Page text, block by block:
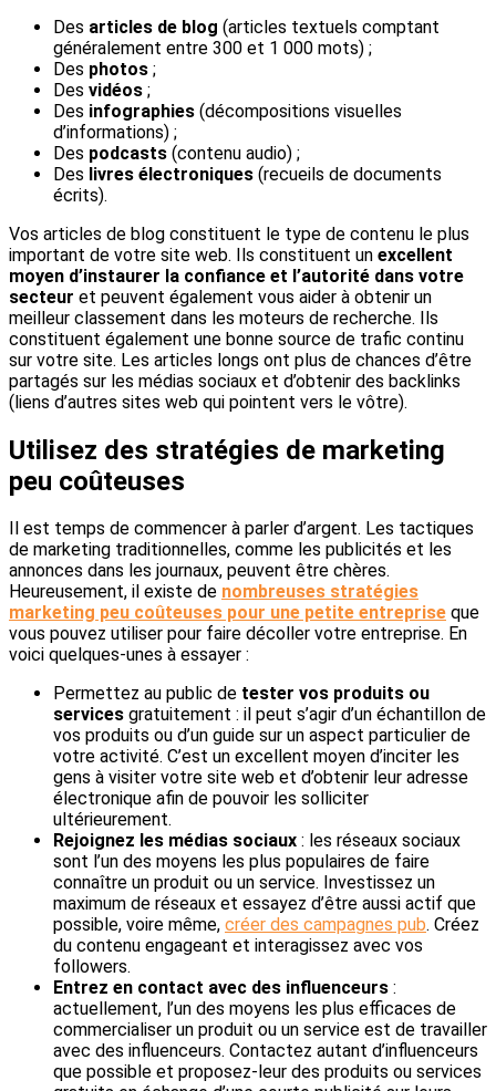
Des articles de blog (articles textuels comptant
généralement entre 300 et 1 000 mots) ;
Des photos ;
Des vidéos ;
Des infographies (décompositions visuelles
d’informations) ;
Des podcasts (contenu audio) ;
Des livres électroniques (recueils de documents
écrits).
Vos articles de blog constituent le type de contenu le plus
important de votre site web. Ils constituent un excellent
moyen d’instaurer la confiance et l’autorité dans votre
secteur et peuvent également vous aider à obtenir un
meilleur classement dans les moteurs de recherche. Ils
constituent également une bonne source de trafic continu
sur votre site. Les articles longs ont plus de chances d’être
partagés sur les médias sociaux et d’obtenir des backlinks
(liens d’autres sites web qui pointent vers le vôtre).
Utilisez des stratégies de marketing
peu coûteuses
Il est temps de commencer à parler d’argent. Les tactiques
de marketing traditionnelles, comme les publicités et les
annonces dans les journaux, peuvent être chères.
Heureusement, il existe de nombreuses stratégies
marketing peu coûteuses pour une petite entreprise que
vous pouvez utiliser pour faire décoller votre entreprise. En
voici quelques-unes à essayer :
Permettez au public de tester vos produits ou
services gratuitement : il peut s’agir d’un échantillon de
vos produits ou d’un guide sur un aspect particulier de
votre activité. C’est un excellent moyen d’inciter les
gens à visiter votre site web et d’obtenir leur adresse
électronique afin de pouvoir les solliciter
ultérieurement.
Rejoignez les médias sociaux : les réseaux sociaux
sont l’un des moyens les plus populaires de faire
connaître un produit ou un service. Investissez un
maximum de réseaux et essayez d’être aussi actif que
possible, voire même, créer des campagnes pub. Créez
du contenu engageant et interagissez avec vos
followers.
Entrez en contact avec des influenceurs :
actuellement, l’un des moyens les plus efficaces de
commercialiser un produit ou un service est de travailler
avec des influenceurs. Contactez autant d’influenceurs
que possible et proposez-leur des produits ou services